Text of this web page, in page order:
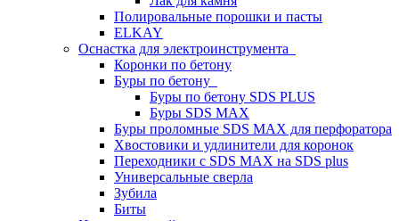
Полировальные порошки и пасты
ELKAY
Оснастка для электроинструмента
Коронки по бетону
Буры по бетону
Буры по бетону SDS PLUS
Буры SDS MAX
Буры проломные SDS MAX для перфоратора
Хвостовики и удлинители для коронок
Переходники с SDS MAX на SDS plus
Универсальные сверла
Зубила
Биты